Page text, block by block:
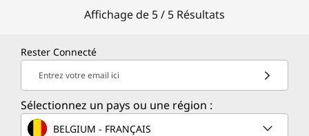
Affichage de 5 / 5 Résultats
Rester Connecté
Entrez votre email ici
Sélectionnez un pays ou une région :
BELGIUM - FRANÇAIS